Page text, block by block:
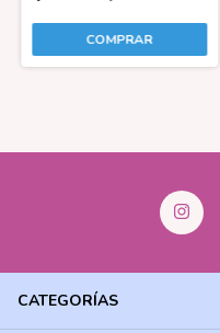
CATEGORÍAS